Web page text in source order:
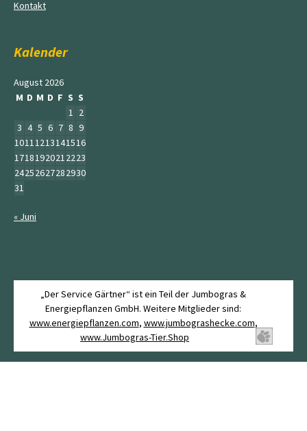
Kontakt
Kalender
August 2026
M D M D F S S
1 2
3 4 5 6 7 8 9
10111213141516
17181920212223
24252627282930
31
« Juni
„Der Service Gärtner“ ist ein Teil der Jumbogras &
Energiepflanzen GmbH. Weitere Mitglieder sind:
www.energiepflanzen.com, www.jumbograshecke.com,
www.Jumbogras-Tier.Shop